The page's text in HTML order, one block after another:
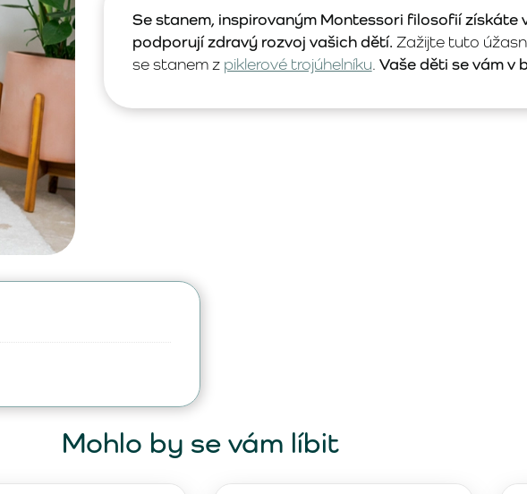
Se stanem, inspirovaným Montessori filosofií
podporují zdravý rozvoj vašich dětí. Zažijte tuto
se stanem z piklerové trojúhelníku. Vaše děti se vám v
Mohlo by se vám líbit